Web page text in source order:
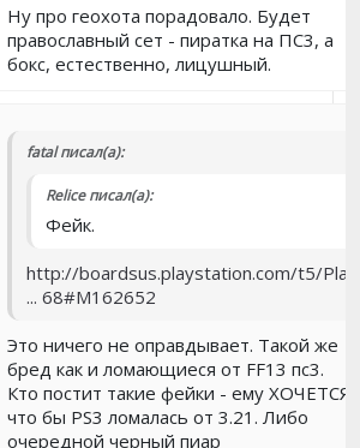
Ну про геохота порадовало. Будет
православный сет - пиратка на ПС3, а
бокс, естественно, лицушный.
fatal писал(а):
Relice писал(а):
Фейк.
http://boardsus.playstation.com/t5/Play
... 68#M162652
Это ничего не оправдывает. Такой же
бред как и ломающиеся от FF13 пс3.
Кто постит такие фейки - ему ХОЧЕТСЯ,
что бы PS3 ломалась от 3.21. Либо
очередной черный пиар